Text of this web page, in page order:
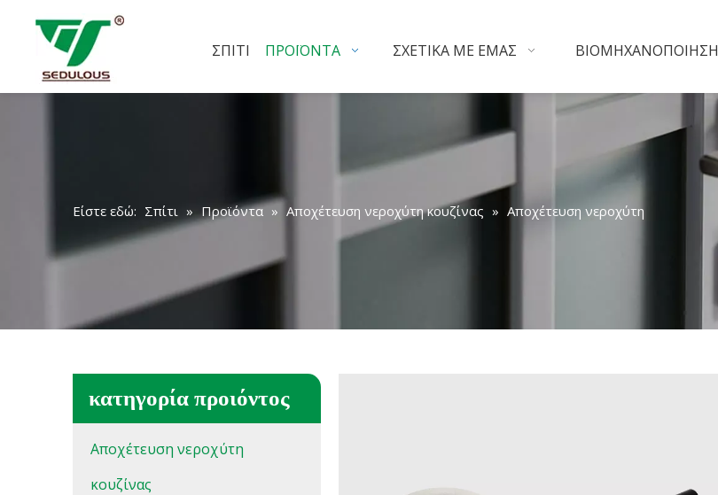
ΣΠΊΤΙ ΠΡΟΪΌΝΤΑ ΣΧΕΤΙΚΆ ΜΕ ΕΜΆΣ ΒΙΟΜΗΧΑΝΟΠΟΊΗΣΗ
Είστε εδώ: Σπίτι » Προϊόντα » Αποχέτευση νεροχύτη κουζίνας » Αποχέτευση νεροχύτη
κατηγορία προιόντος
Αποχέτευση νεροχύτη
κουζίνας